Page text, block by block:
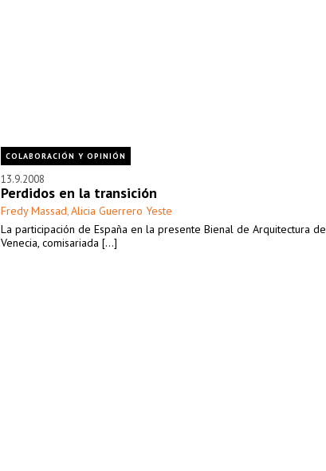
COLABORACIÓN Y OPINIÓN
13.9.2008
Perdidos en la transición
Fredy Massad, Alicia Guerrero Yeste
La participación de España en la presente Bienal de Arquitectura de
Venecia, comisariada [...]